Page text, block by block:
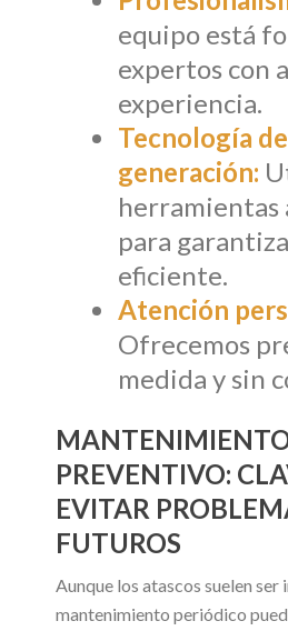
equipo está
expertos con
experiencia.
Tecnología
generación:
herramientas
para
eficiente.
Atención
Ofrecemos
medida y sin
PREVENTIVO:
EVITAR
FUTUROS
Aunque los atascos suelen ser
mantenimiento periódico